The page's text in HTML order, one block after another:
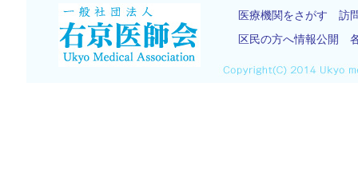
医療機関をさがす
訪
区民の方へ情報公開